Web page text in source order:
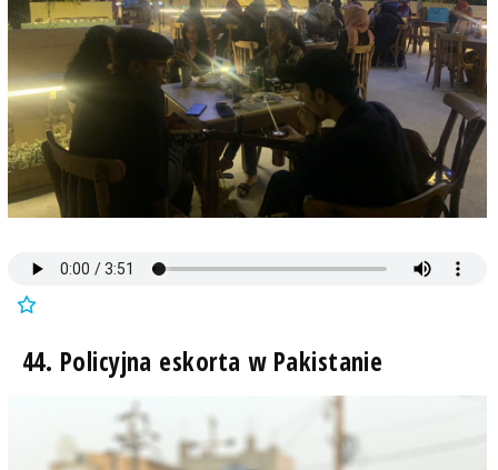
44. Policyjna eskorta w Pakistanie